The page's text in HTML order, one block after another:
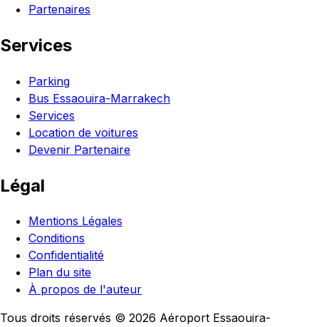
Partenaires
Services
Parking
Bus Essaouira-Marrakech
Services
Location de voitures
Devenir Partenaire
Légal
Mentions Légales
Conditions
Confidentialité
Plan du site
À propos de l'auteur
Tous droits réservés © 2026 Aéroport Essaouira-